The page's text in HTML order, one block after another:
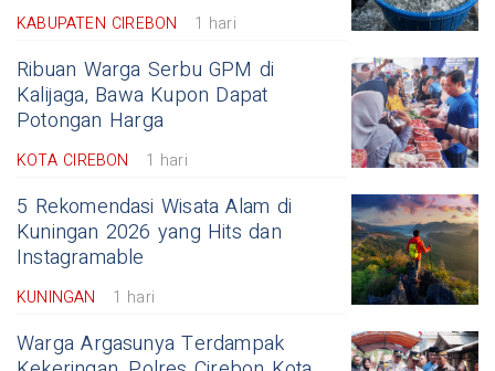
KABUPATEN CIREBON 1 hari
Ribuan Warga Serbu GPM di
Kalijaga, Bawa Kupon Dapat
Potongan Harga
KOTA CIREBON 1 hari
5 Rekomendasi Wisata Alam di
Kuningan 2026 yang Hits dan
Instagramable
KUNINGAN 1 hari
Warga Argasunya Terdampak